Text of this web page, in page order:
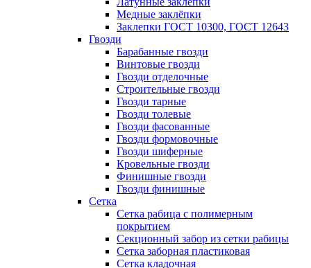
Медные заклёпки
Заклепки ГОСТ 10300, ГОСТ 12643
Гвозди
Барабанные гвозди
Винтовые гвозди
Гвозди отделочные
Строительные гвозди
Гвозди тарные
Гвозди толевые
Гвозди фасованные
Гвозди формовочные
Гвозди шиферные
Кровельные гвозди
Финишные гвозди
Гвозди финишные
Сетка
Сетка рабица с полимерным
покрытием
Секционный забор из сетки рабицы
Сетка заборная пластиковая
Сетка кладочная